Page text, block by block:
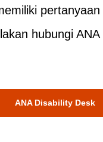
pertanyaan
hubungi ANA
ANA Disability Desk